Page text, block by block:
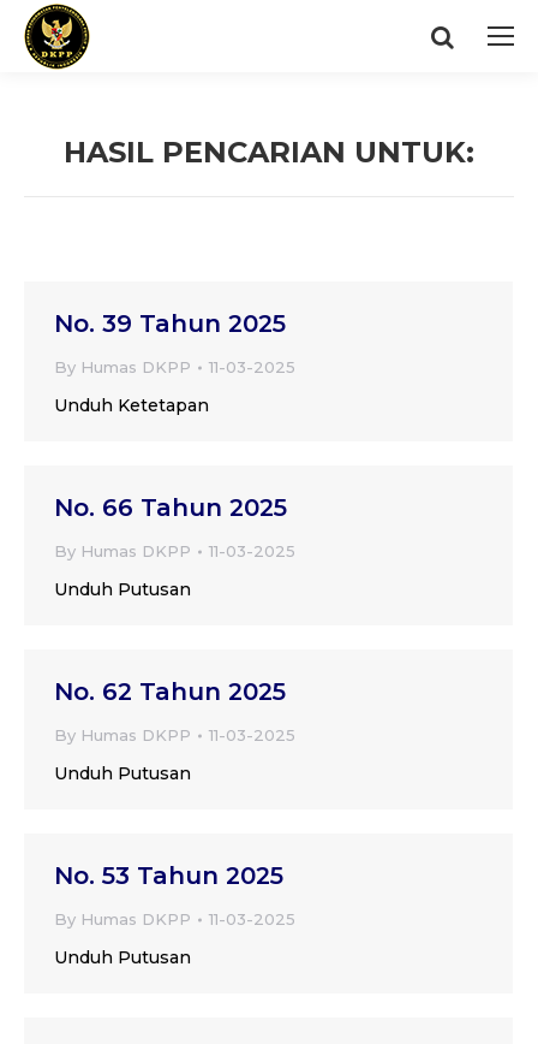
Search:
HASIL PENCARIAN UNTUK:
No. 39 Tahun 2025
By Humas DKPP 11-03-2025
Unduh Ketetapan
No. 66 Tahun 2025
By Humas DKPP 11-03-2025
Unduh Putusan
No. 62 Tahun 2025
By Humas DKPP 11-03-2025
Unduh Putusan
No. 53 Tahun 2025
By Humas DKPP 11-03-2025
Unduh Putusan